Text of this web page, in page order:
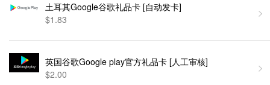
土耳其Google谷歌礼品卡 [自动发卡]
$1.83
英国谷歌Google play官方礼品卡 [人工审核]
$2.00